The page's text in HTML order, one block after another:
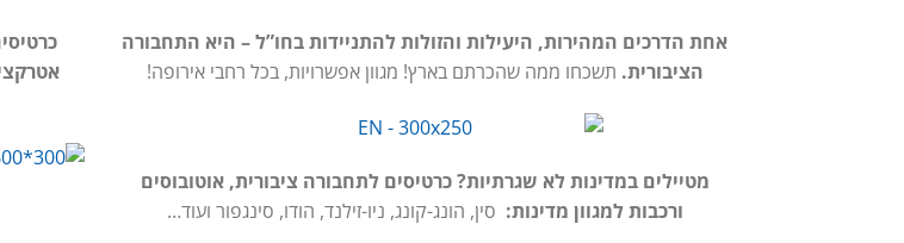
אחת הדרכים המהירות, היעילות והזולות להתניידות בחו”ל – היא התחבורה
הציבורית. תשכחו ממה שהכרתם בארץ! מגוון אפשרויות, בכל רחבי אירופה!
מטיילים במדינות לא שגרתיות? כרטיסים לתחבורה ציבורית, אוטובוסים
ורכבות למגוון מדינות: סין, הונג-קונג, ניו-זילנד, הודו, סינגפור ועוד…